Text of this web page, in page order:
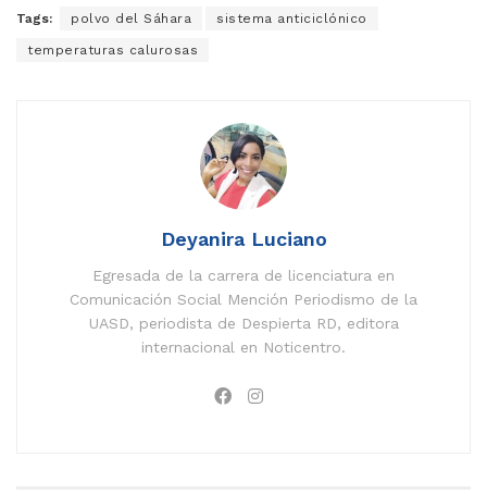
Tags: polvo del Sáhara sistema anticiclónico
temperaturas calurosas
Deyanira Luciano
Egresada de la carrera de licenciatura en
Comunicación Social Mención Periodismo de la
UASD, periodista de Despierta RD, editora
internacional en Noticentro.